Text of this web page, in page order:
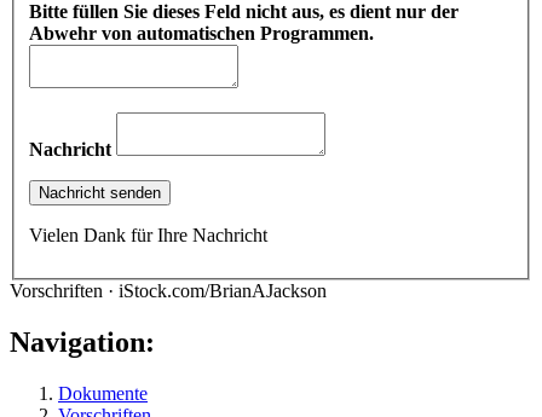
Bitte füllen Sie dieses Feld nicht aus, es dient nur der
Abwehr von automatischen Programmen.
Nachricht
Vielen Dank für Ihre Nachricht
Vorschriften · iStock.com/BrianAJackson
Navigation:
Dokumente